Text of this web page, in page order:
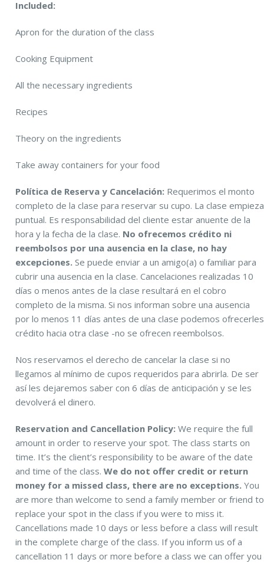
Included:
Apron for the duration of the class
Cooking Equipment
All the necessary ingredients
Recipes
Theory on the ingredients
Take away containers for your food
Política de Reserva y Cancelación: Requerimos el monto
completo de la clase para reservar su cupo. La clase empieza
puntual. Es responsabilidad del cliente estar anuente de la
hora y la fecha de la clase. No ofrecemos crédito ni
reembolsos por una ausencia en la clase, no hay
excepciones.Se puede enviar a un amigo(a) o familiar para
cubrir una ausencia en la clase. Cancelaciones realizadas 10
días o menos antes de la clase resultará en el cobro
completo de la misma. Si nos informan sobre una ausencia
por lo menos 11 días antes de una clase podemos ofrecerles
crédito hacia otra clase -no se ofrecen reembolsos.
Nos reservamos el derecho de cancelar la clase si no
llegamos al mínimo de cupos requeridos para abrirla. De ser
así les dejaremos saber con 6 días de anticipación y se les
devolverá el dinero.
Reservation and Cancellation Policy: We require the full
amount in order to reserve your spot. The class starts on
time. It’s the client’s responsibility to be aware of the date
and time of the class.We do not offer credit or return
money for a missed class, there are no exceptions.You
are more than welcome to send a family member or friend to
replace your spot in the class if you were to miss it.
Cancellations made 10 days or less before a class will result
in the complete charge of the class. If you inform us of a
cancellation 11 days or more before a class we can offer you